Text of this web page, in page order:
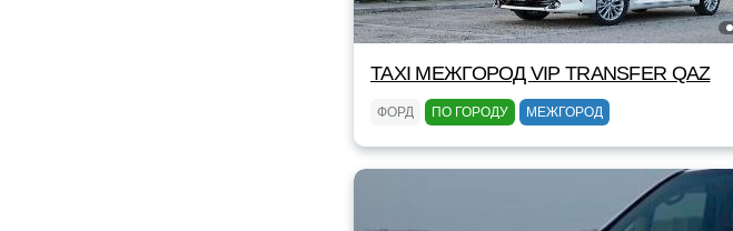
TAXI МЕЖГОРОД VIP TRANSFER QАZ
ФОРД ПО ГОРОДУ МЕЖГОРОД